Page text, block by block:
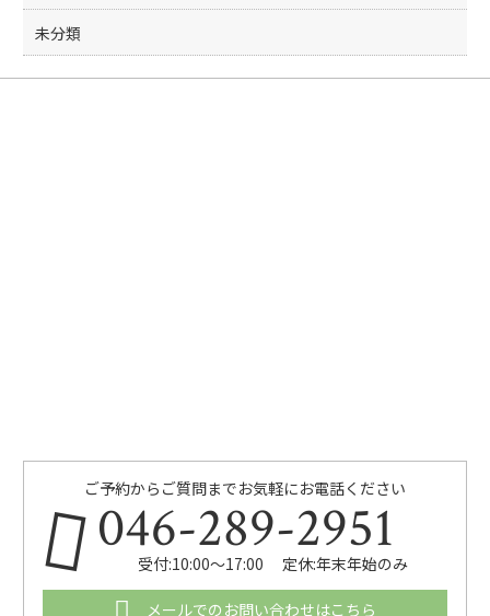
未分類
ご予約からご質問までお気軽にお電話ください
046-289-2951
受付:10:00～17:00 定休:年末年始のみ
メールでのお問い合わせはこちら